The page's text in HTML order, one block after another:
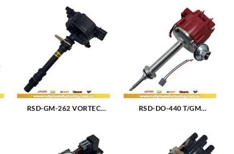
RSD-GM-262 VORTEC
BLAZER M262 (4.3L) (96-
07) 6CIL VORTEC (172)
RSD-DO-440 T/GM
M361 – 383 – 400 8CIL
TIPO GM